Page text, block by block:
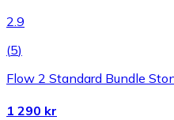
2.9
(5)
Flow 2 Standard Bundle
1 290 kr